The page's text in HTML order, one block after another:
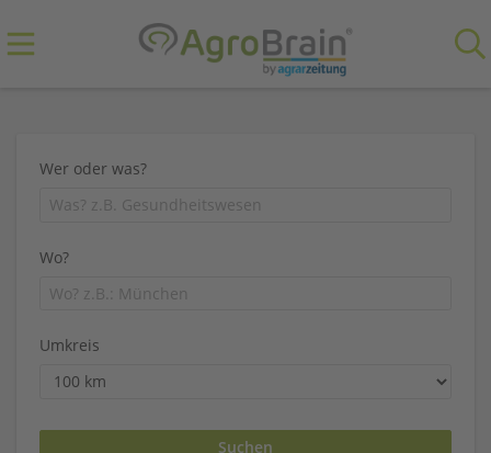
Wer oder was?
Wo?
Umkreis